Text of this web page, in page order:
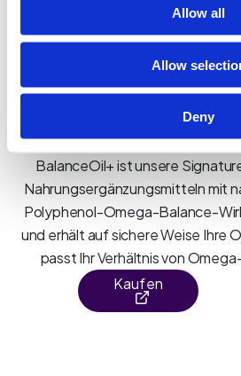
Allow all
Allow
Deny
BalanceOil+ ist unsere
Nahrungsergänzungsmitteln mit
Polyphenol-Omega-Balance-
und erhält auf sichere Weise Ihre
passt Ihr Verhältnis von
Kaufen